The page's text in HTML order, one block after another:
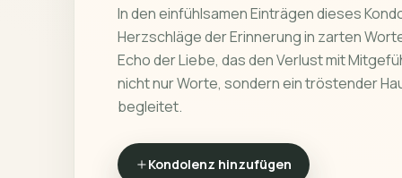
In den einfühlsamen Einträgen dieses
Herzschläge der Erinnerung in zarten
Echo der Liebe, das den Verlust mit
nicht nur Worte, sondern ein tröstender
begleitet.
Kondolenz hinzufügen